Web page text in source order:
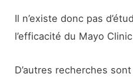
Il n’existe donc pas
l’efficacité du Mayo
D’autres recherches